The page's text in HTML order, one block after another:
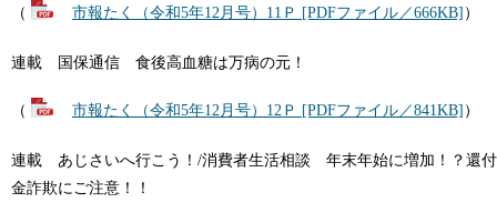
（ 市報たく（令和5年12月号）11Ｐ [PDFファイル／666KB] ）
連載 国保通信 食後高血糖は万病の元！
（ 市報たく（令和5年12月号）12Ｐ [PDFファイル／841KB] ）
連載 あじさいへ行こう！/消費者生活相談 年末年始に増加！？還付
金詐欺にご注意！！